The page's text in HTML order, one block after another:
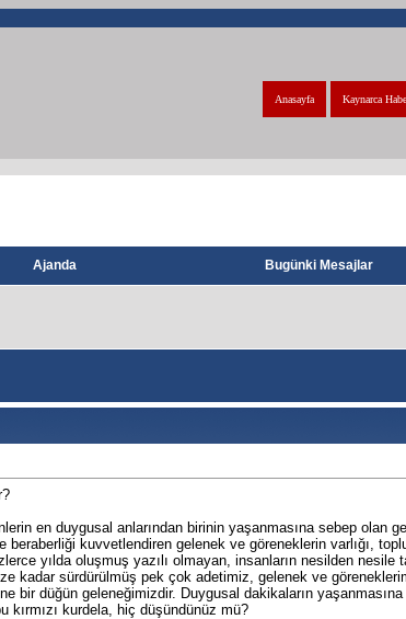
Kaynarca
Anasayfa
Ajanda Bugünki Mesajlar
en duygusal anlarından birinin yaşanmasına sebep olan
kuvvetlendiren gelenek ve göreneklerin varlığı,
yılda oluşmuş yazılı olmayan, insanların nesilden nesile
kadar sürdürülmüş pek çok adetimiz, gelenek ve
bir düğün geleneğimizdir. Duygusal dakikaların
kırmızı kurdela, hiç düşündünüz mü?